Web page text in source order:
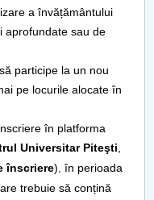
a învățământului
aprofundate sau de
participe la un nou
pe locurile alocate în
în platforma
Universitar Piteşti
înscriere),în perioada
trebuie să conțină